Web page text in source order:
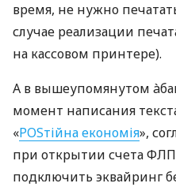
время, не нужно
случае реализации
на кассовом принтере).
А в вышеупомянутом
момент написания
«POSтійна економія»,
при открытии счета
подключить эквайринг